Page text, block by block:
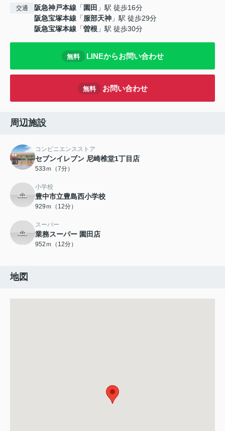
交通 阪急神戸本線 「 園田 」駅 徒歩16分
阪急宝塚本線 「服部天神 」駅 徒歩29分
阪急宝塚本線 「曽根 」駅 徒歩30分
無料 LINEからお問い合わせ
無料 お問い合わせ
周辺施設
コンビニエンスストア
セブンイレブン 尼崎椎堂1丁目店
533ｍ（7分）
小学校
豊中市立豊島西小学校
929ｍ（12分）
スーパー
業務スーパー 園田店
952ｍ（12分）
地図